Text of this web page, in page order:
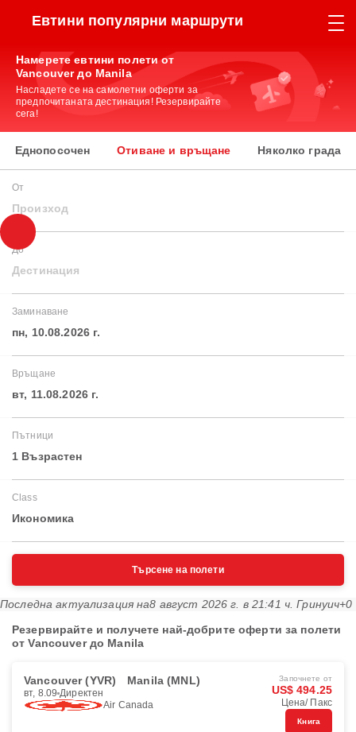
Евтини популярни маршрути
Намерете евтини полети от
Vancouver до Manila
Насладете се на самолетни оферти за
предпочитаната дестинация! Резервирайте
сега!
Еднопосочен Отиване и връщане Няколко града
От
Произход
До
Дестинация
Заминаване
пн, 10.08.2026 г.
Връщане
вт, 11.08.2026 г.
Пътници
1 Възрастен
Class
Икономика
Търсене на полети
Последна актуализация на8 август 2026 г. в 21:41 ч. Гринуич+0
Резервирайте и получете най-добрите оферти за полети
от Vancouver до Manila
Vancouver (YVR) Manila (MNL)
вт, 8.09 Директен
Air Canada
Започнете от
US$ 494.25
Цена/ Пакс
Книга